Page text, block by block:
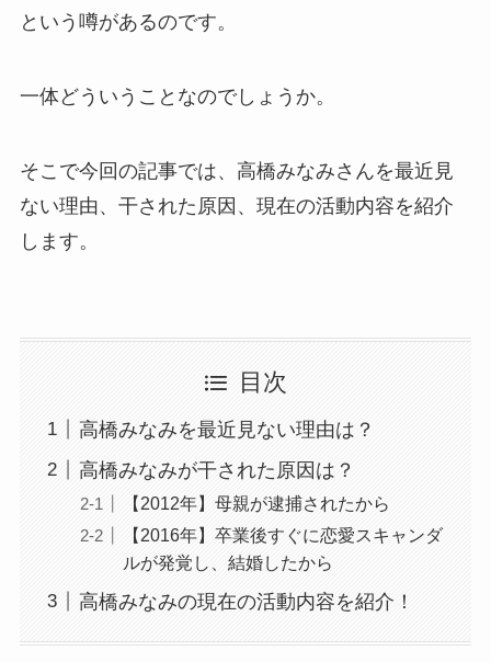
という噂があるのです。
一体どういうことなのでしょうか。
そこで今回の記事では、高橋みなみさんを最近見
ない理由、干された原因、現在の活動内容を紹介
します。
目次
高橋みなみを最近見ない理由は？
高橋みなみが干された原因は？
【2012年】母親が逮捕されたから
【2016年】卒業後すぐに恋愛スキャンダ
ルが発覚し、結婚したから
高橋みなみの現在の活動内容を紹介！